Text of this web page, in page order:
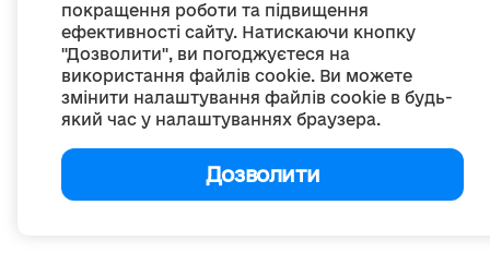
покращення роботи та підвищення
ефективності сайту. Натискаючи кнопку
"Дозволити", ви погоджуєтеся на
використання файлів cookie. Ви можете
змінити налаштування файлів cookie в будь-
який час у налаштуваннях браузера.
Дозволити